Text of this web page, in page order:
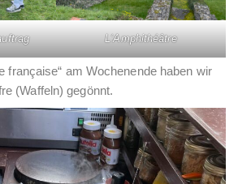
L‘Amphithéâtre
française“ am Wochenende haben wir
(Waffeln) gegönnt.